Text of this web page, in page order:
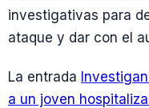
investigativas para
ataque y dar con el
La entrada
a un joven